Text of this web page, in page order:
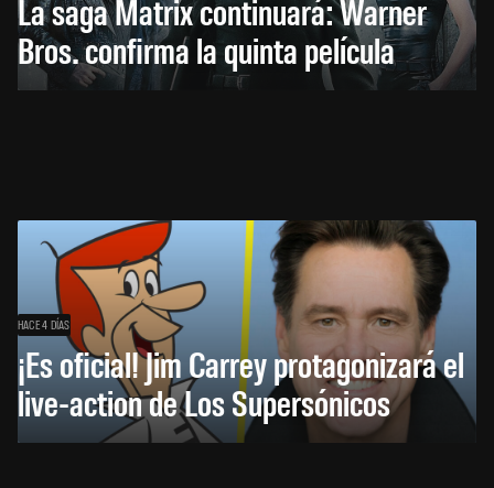
La saga Matrix continuará: Warner
Bros. confirma la quinta película
HACE 4 DÍAS
¡Es oficial! Jim Carrey protagonizará el
live-action de Los Supersónicos